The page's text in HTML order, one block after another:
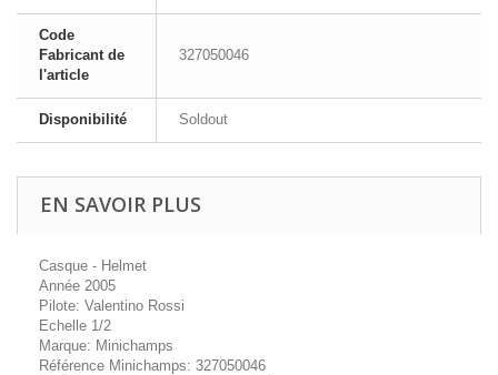
Code
Fabricant de
l'article
327050046
Disponibilité Soldout
EN SAVOIR PLUS
Casque - Helmet
Année 2005
Pilote: Valentino Rossi
Echelle 1/2
Marque: Minichamps
Référence Minichamps: 327050046